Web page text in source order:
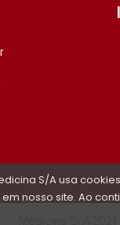
S/A usa
nosso site. Ao